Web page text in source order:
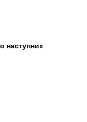
наступних